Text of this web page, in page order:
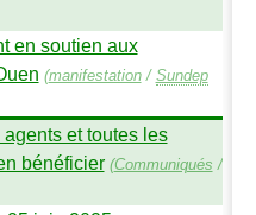
en soutien aux
(manifestation/ Sundep
et toutes les
bénéficier (Communiqués /